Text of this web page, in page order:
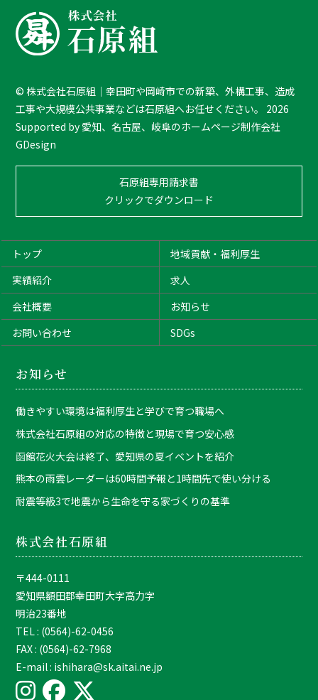
c
k
T
o
p
©株式会社石原組｜幸田町や岡崎市での新築、外構工事、造成
工事や大規模公共事業などは石原組へお任せください。
2026
Supported by 愛知、名古屋、岐阜のホームページ制作会社
GDesign
石原組専用請求書
クリックでダウンロード
トップ
地域貢献・福利厚生
実績紹介
求人
会社概要
お知らせ
お問い合わせ
SDGs
お知らせ
働きやすい環境は福利厚生と学びで育つ職場へ
株式会社石原組の対応の特徴と現場で育つ安心感
函館花火大会は終了、愛知県の夏イベントを紹介
熊本の雨雲レーダーは60時間予報と1時間先で使い分ける
耐震等級3で地震から生命を守る家づくりの基準
株式会社石原組
〒444-0111
愛知県額田郡幸田町大字高力字
明治23番地
TEL : (0564)-62-0456
FAX : (0564)-62-7968
E-mail : ishihara@sk.aitai.ne.jp